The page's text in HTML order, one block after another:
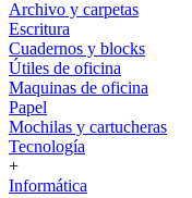
Archivo y carpetas
Escritura
Cuadernos y blocks
Útiles de oficina
Maquinas de oficina
Papel
Mochilas y cartucheras
Tecnología
+
Informática